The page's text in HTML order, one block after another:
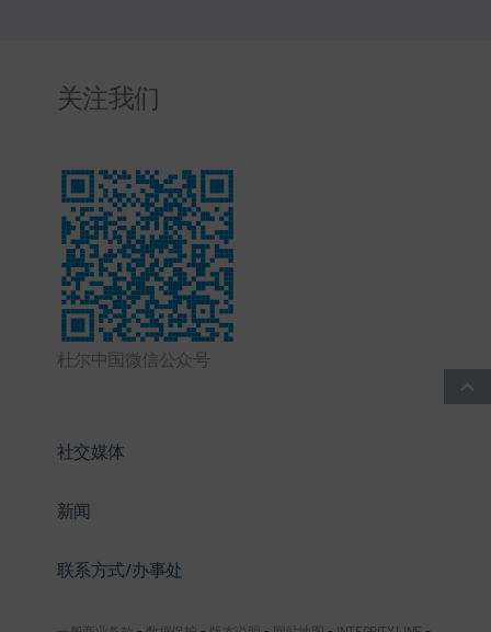
关注我们
杜尔中国微信公众号
社交媒体
新闻
联系方式/办事处